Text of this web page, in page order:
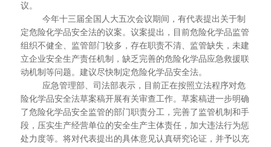
议。
今年十三届全国人大五次会议期间，有代表提出关于制
定危险化学品安全法的议案。议案提出，目前危险化学品监管
组织不健全、监管部门较多，存在职责不清、监管缺失，未建
立企业安全生产责任机制，缺乏完善的危险化学品应急救援联
动机制等问题。建议尽快制定危险化学品安全法。
应急管理部、司法部表示，目前正在按照立法程序对危
险化学品安全法草案稿开展有关审查工作。草案稿进一步明确
了危险化学品安全监管的部门职责分工，完善了监管机制和手
段，压实生产经营单位的安全生产主体责任，加大违法行为惩
处力度等。将对代表提出的具体意见认真研究论证，并予以充